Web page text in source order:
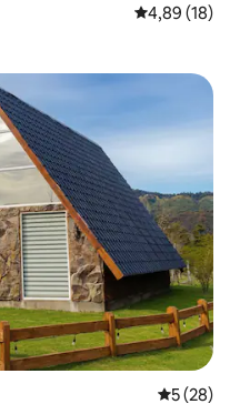
Évaluation
4,89 (18)
5 (28)